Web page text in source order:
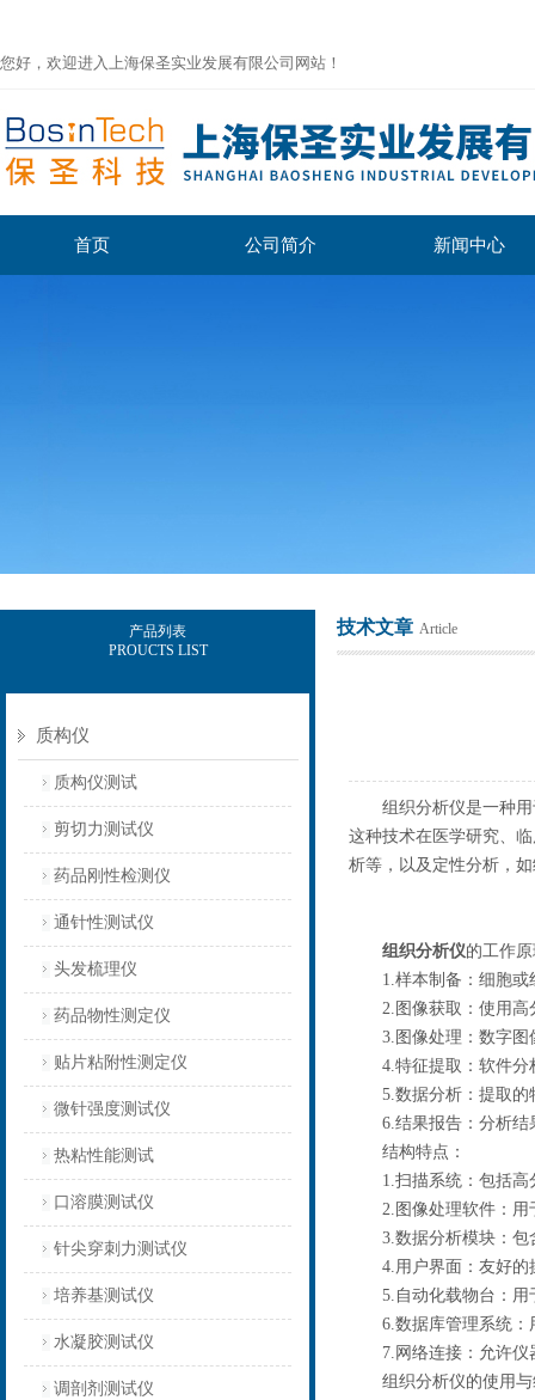
您好，欢迎进入上海保圣实业发展有限公司网站！
首页 公司简介 新闻中心
产品列表
PROUCTS LIST
质构仪
质构仪测试
剪切力测试仪
药品刚性检测仪
通针性测试仪
头发梳理仪
药品物性测定仪
贴片粘附性测定仪
微针强度测试仪
热粘性能测试
口溶膜测试仪
针尖穿刺力测试仪
培养基测试仪
水凝胶测试仪
调剖剂测试仪
技术文章 Article
组织分析仪是一种用
这种技术在医学研究、
析等，以及定性分析，
组织分析仪的工作
1.样本制备：细胞或
2.图像获取：使用高分
3.图像处理：数字图像
4.特征提取：软件分析
5.数据分析：提取的特
6.结果报告：分析结
结构特点：
1.扫描系统：包括高
2.图像处理软件：用
3.数据分析模块：包
4.用户界面：友好的
5.自动化载物台：用
6.数据库管理系统：
7.网络连接：允许仪器
组织分析仪的使用与